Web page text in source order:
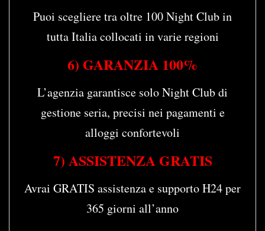
Puoi scegliere tra oltre 100 Night Club in
tutta Italia collocati in varie regioni
6) GARANZIA 100%
L’agenzia garantisce solo Night Club di
gestione seria, precisi nei pagamenti e
alloggi confortevoli
7) ASSISTENZA GRATIS
Avrai GRATIS assistenza e supporto H24 per
365 giorni all’anno